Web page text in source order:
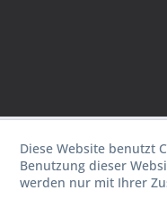
Diese Website benutzt
Benutzung dieser
werden nur mit Ihrer